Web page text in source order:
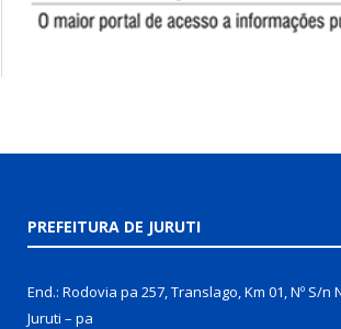
PREFEITURA DE JURUTI
End.: Rodovia pa 257, Translago, Km 01, Nº S/n
Juruti – pa